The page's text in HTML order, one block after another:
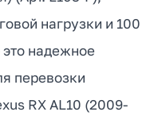
нагрузки и 100
это надежное
перевозки
RX AL10 (2009-